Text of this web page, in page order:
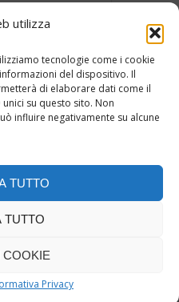
utilizza
tecnologie come i cookie
del dispositivo. Il
di elaborare dati come il
su questo sito. Non
influire negativamente su alcune
TUTTO
TUTTO
COOKIE
Privacy
Webinar